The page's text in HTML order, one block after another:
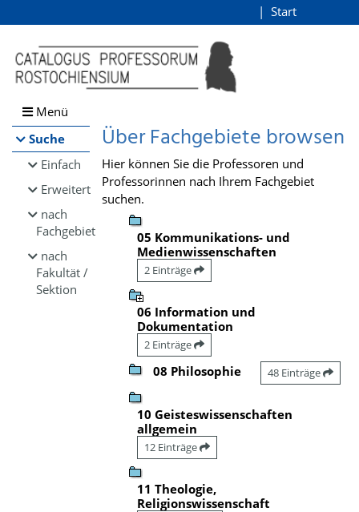
Browsen
direkt zum Inhalt
Start
Menü
Suche
Einfach
Erweitert
nach
Fachgebiet
nach
Fakultät /
Sektion
Über Fachgebiete browsen
Hier können Sie die Professoren und
Professorinnen nach Ihrem Fachgebiet
suchen.
05 Kommunikations- und
Medienwissenschaften
2 Einträge
06 Information und
Dokumentation
2 Einträge
08 Philosophie 48 Einträge
10 Geisteswissenschaften
allgemein
12 Einträge
11 Theologie,
Religionswissenschaft